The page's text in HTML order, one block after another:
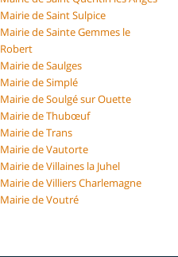
Mairie de Saint Sulpice
Mairie de Sainte Gemmes le
Robert
Mairie de Saulges
Mairie de Simplé
Mairie de Soulgé sur Ouette
Mairie de Thubœuf
Mairie de Trans
Mairie de Vautorte
Mairie de Villaines la Juhel
Mairie de Villiers Charlemagne
Mairie de Voutré